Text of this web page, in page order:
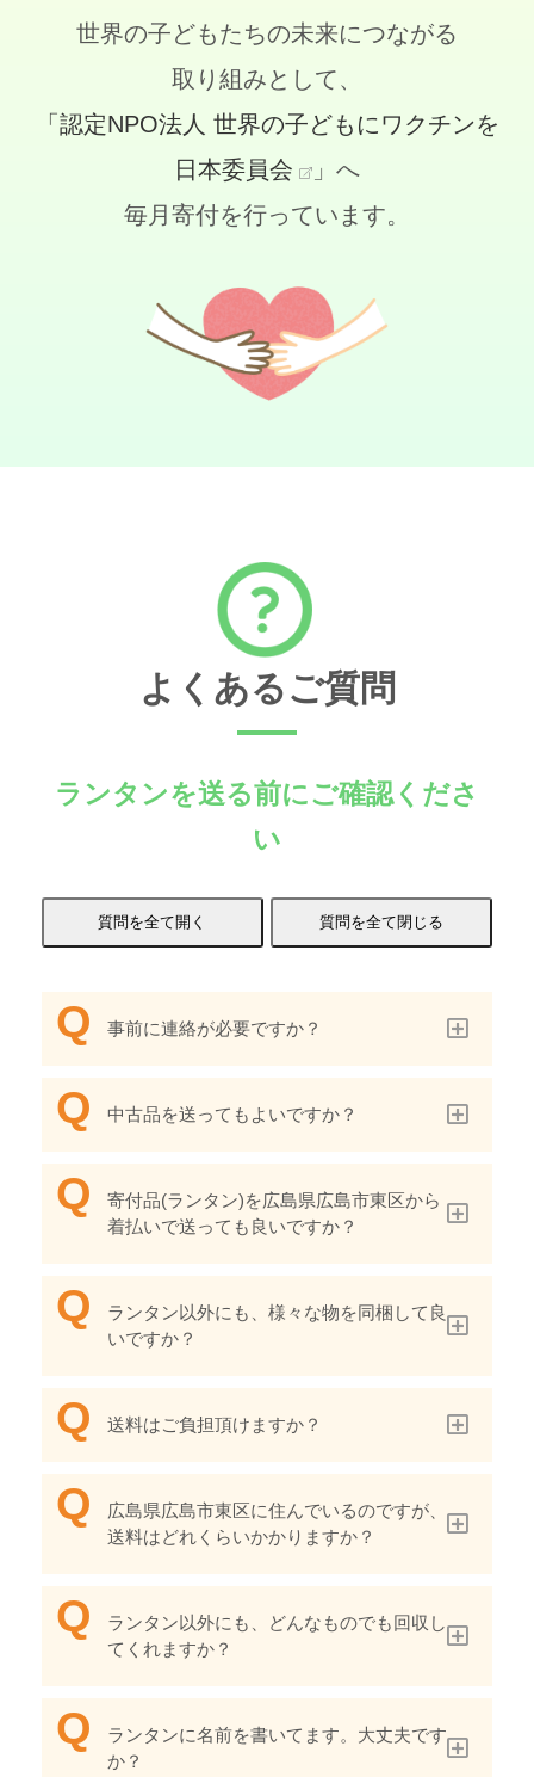
世界の子どもたちの未来につながる
取り組みとして、
「認定NPO法人 世界の子どもにワクチンを
日本委員会
」へ
毎月寄付を行っています。
よくあるご質問
ランタンを送る前にご確認くださ
い
事前に連絡が必要ですか？
中古品を送ってもよいですか？
寄付品(ランタン)を広島県広島市東区から
着払いで送っても良いですか？
ランタン以外にも、様々な物を同梱して良
いですか？
送料はご負担頂けますか？
広島県広島市東区に住んでいるのですが、
送料はどれくらいかかりますか？
ランタン以外にも、どんなものでも回収し
てくれますか？
ランタンに名前を書いてます。大丈夫です
か？